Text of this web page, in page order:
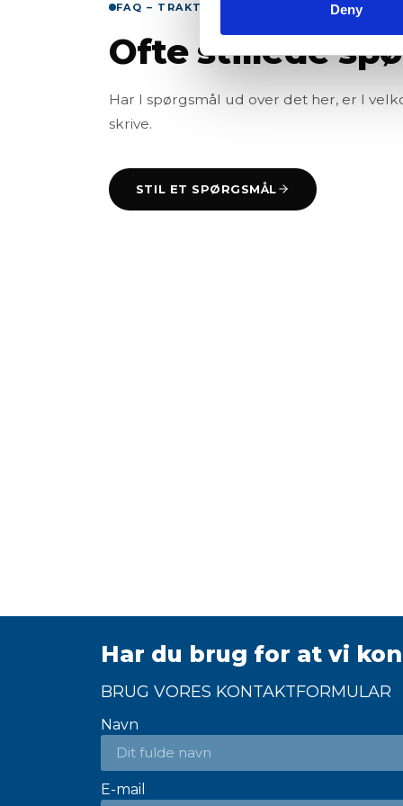
Deny
FAQ – TRAKTORER
Ofte stillede
Har I spørgsmål ud over det her, er I
skrive.
STIL ET SPØRGSMÅL
Har du brug for at vi
BRUG VORES KONTAKTFORMULAR
Navn
E-mail